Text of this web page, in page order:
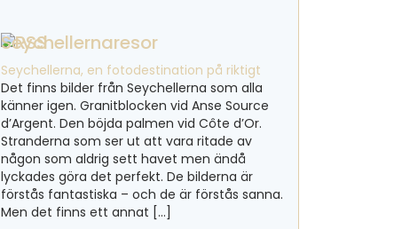
Seychellernaresor
Seychellerna, en fotodestination på riktigt
Det finns bilder från Seychellerna som alla
känner igen. Granitblocken vid Anse Source
d’Argent. Den böjda palmen vid Côte d’Or.
Stranderna som ser ut att vara ritade av
någon som aldrig sett havet men ändå
lyckades göra det perfekt. De bilderna är
förstås fantastiska – och de är förstås sanna.
Men det finns ett annat […]